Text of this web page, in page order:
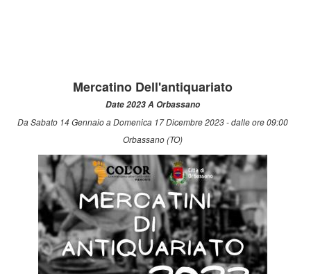
Mercatino Dell'antiquariato
Date 2023 A Orbassano
Da Sabato 14 Gennaio a Domenica 17 Dicembre 2023 - dalle ore 09:00
Orbassano (TO)